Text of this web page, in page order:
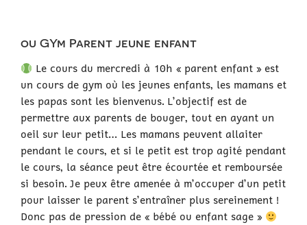
ou GYm Parent jeune enfant
Le cours du mercredi à 10h « parent enfant » est
un cours de gym où les jeunes enfants, les mamans et
les papas sont les bienvenus. L’objectif est de
permettre aux parents de bouger, tout en ayant un
oeil sur leur petit… Les mamans peuvent allaiter
pendant le cours, et si le petit est trop agité pendant
le cours, la séance peut être écourtée et remboursée
si besoin. Je peux être amenée à m’occuper d’un petit
pour laisser le parent s’entraîner plus sereinement !
Donc pas de pression de « bébé ou enfant sage »